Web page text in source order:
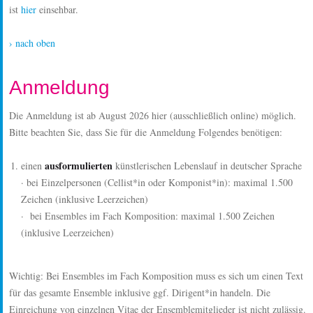
ist hiereinsehbar.
› nach oben
Anmeldung
Die Anmeldung ist ab August 2026 hier (ausschließlich online) möglich.
Bitte beachten Sie, dass Sie für die Anmeldung Folgendes benötigen:
einen ausformuliertenkünstlerischen Lebenslauf in deutscher Sprache
· bei Einzelpersonen (Cellist*in oder Komponist*in): maximal 1.500
Zeichen (inklusive Leerzeichen)
· bei Ensembles im Fach Komposition: maximal 1.500 Zeichen
(inklusive Leerzeichen)
Wichtig: Bei Ensembles im Fach Komposition muss es sich um einen Text
für das gesamte Ensemble inklusive ggf. Dirigent*in handeln. Die
Einreichung von einzelnen Vitae der Ensemblemitglieder ist nicht zulässig.